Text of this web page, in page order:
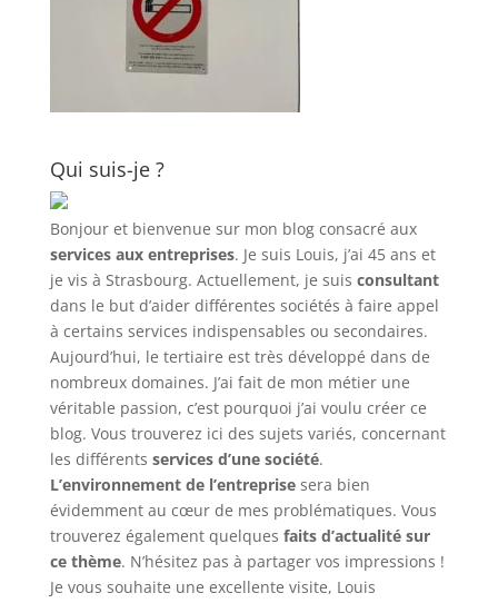
Qui suis-je ?
Bonjour et bienvenue sur mon blog consacré aux
services aux entreprises. Je suis Louis, j’ai 45 ans et
je vis à Strasbourg. Actuellement, je suis consultant
dans le but d’aider différentes sociétés à faire appel
à certains services indispensables ou secondaires.
Aujourd’hui, le tertiaire est très développé dans de
nombreux domaines. J’ai fait de mon métier une
véritable passion, c’est pourquoi j’ai voulu créer ce
blog. Vous trouverez ici des sujets variés, concernant
les différents services d’une société.
L’environnement de l’entreprisesera bien
évidemment au cœur de mes problématiques. Vous
trouverez également quelques faits d’actualité sur
ce thème. N’hésitez pas à partager vos impressions !
Je vous souhaite une excellente visite, Louis